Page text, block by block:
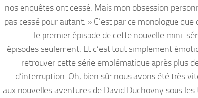
nos enquêtes ont cessé. Mais mon obsession
pas cessé pour autant. » C’est par ce monologue que
le premier épisode de cette nouvelle mini-
épisodes seulement. Et c’est tout simplement
retrouver cette série emblématique après plus
d’interruption. Oh, bien sûr nous avons été très
aux nouvelles aventures de David Duchovny sous les